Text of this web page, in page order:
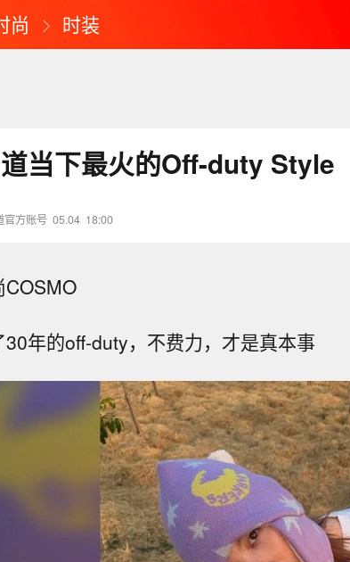
尚 时装
当下最火的Off-duty Style
官方账号 05.04 18:00
年的off-duty，不费力，才是真本事